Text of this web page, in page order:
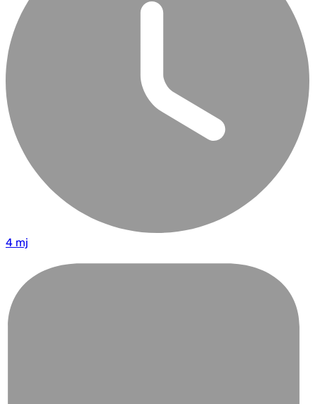
4 mj